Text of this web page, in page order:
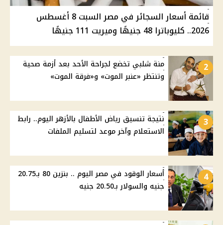
قائمة أسعار السجائر في مصر السبت 8 أغسطس
2026.. كليوباترا 48 جنيهًا وميريت 111 جنيهًا
2
منة شلبي تخضع لجراحة الأحد بعد أزمة صحية
وتنتظر «عنبر الموت» و«فرقة الموت»
3
نتيجة تنسيق رياض الأطفال بالأزهر اليوم.. رابط
الاستعلام وآخر موعد لتسليم الملفات
4
أسعار الوقود في مصر اليوم .. بنزين 80 بـ20.75
جنيه والسولار بـ20.50 جنيه